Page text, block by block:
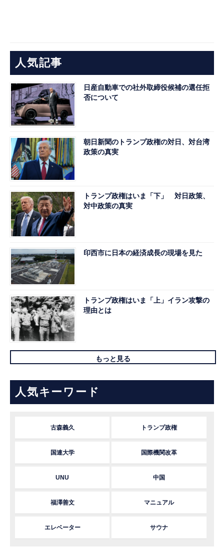
人気記事
日産自動車での社外取締役候補の選任拒
否について
朝日新聞のトランプ政権の対日、対台湾
政策の真実
トランプ政権はいま「下」 対日政策、
対中政策の真実
印西市に日本の経済成長の現場を見た
トランプ政権はいま「上」イラン攻撃の
理由とは
もっと見る
人気キーワード
古森義久 トランプ政権
国連大学 国際機関改革
UNU 中国
福澤善文 マニュアル
エレベーター サウナ